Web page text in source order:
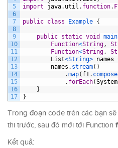
5
6
7
8
9
10
11
12
13
14
15
16
17
import
java. util . function.
public class Example {
public static void main
Function<String ,
Function<String ,
List<String> names
names . stream( )
.map( f1 . compose
. forEach(System
}
}
Trong đoạn code trên các bạn sẽ
thi trước, sau đó mới tới Function
Kết quả: